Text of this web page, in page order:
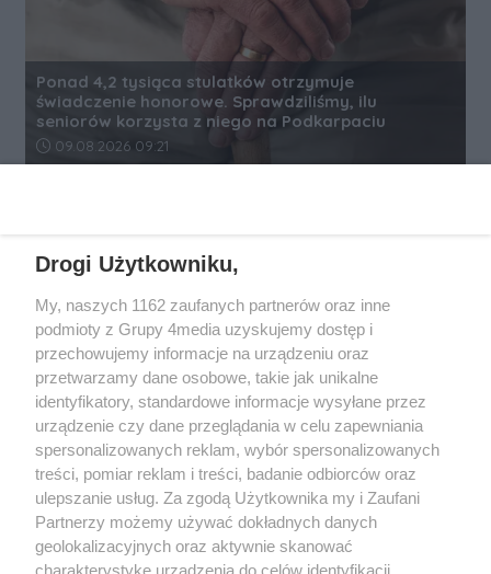
Ponad 4,2 tysiąca stulatków otrzymuje
świadczenie honorowe. Sprawdziliśmy, ilu
seniorów korzysta z niego na Podkarpaciu
Data dodania artykułu:
09.08.2026 09:21
Wydawcąrzeszow-info.pljest:
FUNDACJA MEDIÓW NIEZALEŻNYCH LIBERTAS
ul. Kopernika 10, 35-002 Rzeszów
e-mail:redakcja@rzeszow-info.pl
Drogi Użytkowniku,
My, naszych 1162 zaufanych partnerów oraz inne
podmioty z Grupy 4media uzyskujemy dostęp i
przechowujemy informacje na urządzeniu oraz
przetwarzamy dane osobowe, takie jak unikalne
identyfikatory, standardowe informacje wysyłane przez
urządzenie czy dane przeglądania w celu zapewniania
spersonalizowanych reklam, wybór spersonalizowanych
treści, pomiar reklam i treści, badanie odbiorców oraz
ulepszanie usług. Za zgodą Użytkownika my i Zaufani
Partnerzy możemy używać dokładnych danych
geolokalizacyjnych oraz aktywnie skanować
charakterystykę urządzenia do celów identyfikacji.